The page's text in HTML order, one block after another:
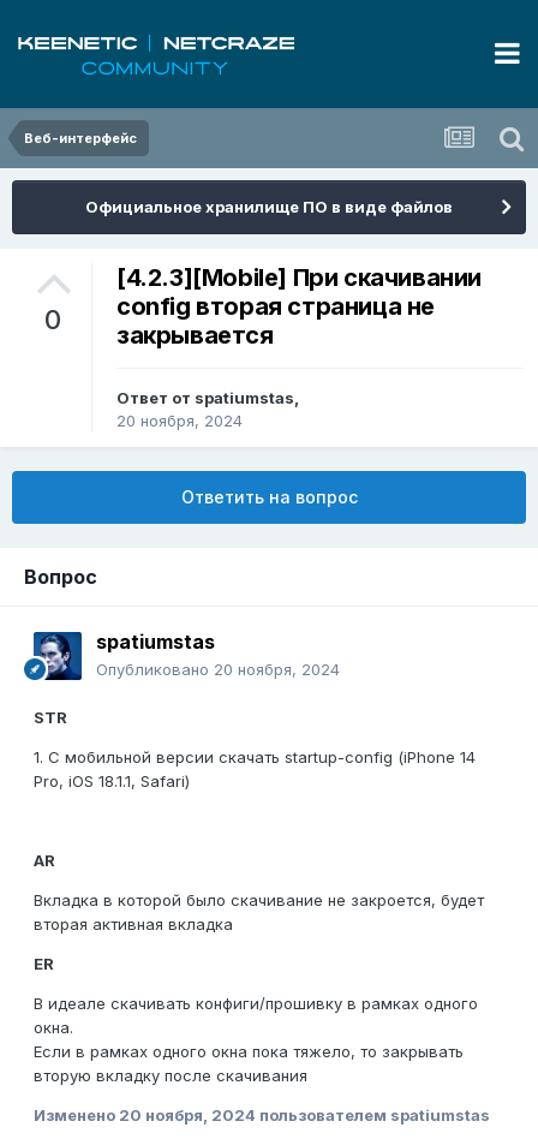
Веб-интерфейс
Официальное хранилище ПО в виде файлов
0
[4.2.3][Mobile] При скачивании
config вторая страница не
закрывается
Ответ от spatiumstas,
20 ноября, 2024
Ответить на вопрос
Вопрос
spatiumstas
Опубликовано 20 ноября, 2024
STR
1. С мобильной версии скачать startup-config (iPhone 14
Pro, iOS 18.1.1, Safari)
AR
Вкладка в которой было скачивание не закроется, будет
вторая активная вкладка
ER
В идеале скачивать конфиги/прошивку в рамках одного
окна.
Если в рамках одного окна пока тяжело, то закрывать
вторую вкладку после скачивания
Изменено 20 ноября, 2024 пользователем spatiumstas